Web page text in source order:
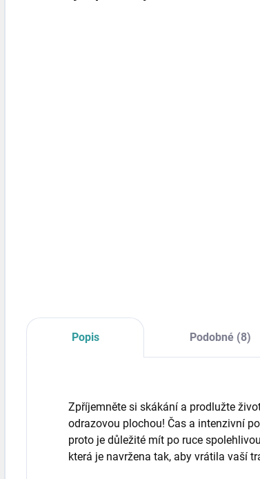
Popis Podobné (8)
Zpříjemněte si skákání a prodlužte
odrazovou plochou! Čas a intenzivní
proto je důležité mít po ruce
která je navržena tak, aby vrátila vaší